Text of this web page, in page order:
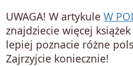
UWAGA! W artykule W
znajdziecie więcej
lepiej poznacie różne
Zajrzyjcie koniecznie!